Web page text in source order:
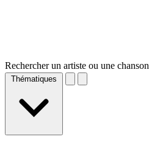
Rechercher un artiste ou une chanson
Thématiques